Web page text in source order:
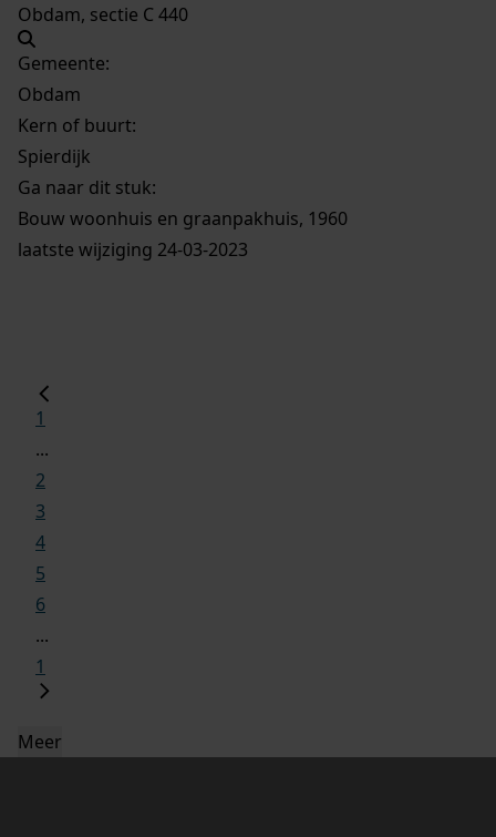
Obdam, sectie C 440
Gemeente:
Obdam
Kern of buurt:
Spierdijk
Ga naar dit stuk:
Bouw woonhuis en graanpakhuis, 1960
laatste wijziging 24-03-2023
1
...
2
3
4
5
6
...
1
Meer